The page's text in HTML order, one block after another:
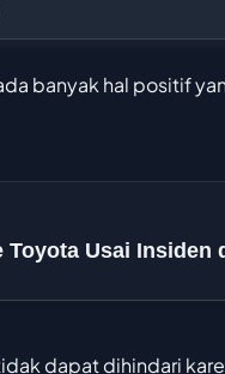
banyak hal positif
Toyota Usai Insiden
dapat dihindari